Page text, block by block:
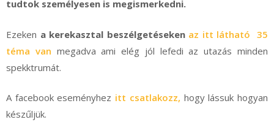
tudtok személyesen is megismerkedni.
Ezeken a kerekasztal beszélgetéseken az itt látható 35
téma van megadva ami elég jól lefedi az utazás minden
spekktrumát.
A facebook eseményhez itt csatlakozz, hogy lássuk hogyan
készűljük.